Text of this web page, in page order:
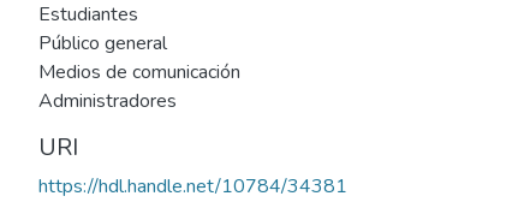
Estudiantes
Público general
Medios de comunicación
Administradores
URI
https://hdl.handle.net/10784/34381